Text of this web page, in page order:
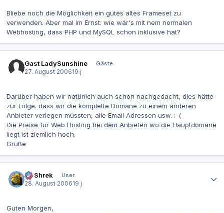
Bliebe noch die Möglichkeit ein gutes altes Frameset zu
verwenden. Aber mal im Ernst: wie wär's mit nem normalen
Webhosting, dass PHP und MySQL schon inklusive hat?
Gast LadySunshine
Gäste
27. August 200619 j
Darüber haben wir natürlich auch schon nachgedacht, dies hätte
zur Folge. dass wir die komplette Domäne zu einem anderen
Anbieter verlegen müssten, alle Email Adressen usw. :-(
Die Preise für Web Hosting bei dem Anbieten wo die Hauptdomäne
liegt ist ziemlich hoch.
Grüße
IT-Shrek
User
28. August 200619 j
Guten Morgen,